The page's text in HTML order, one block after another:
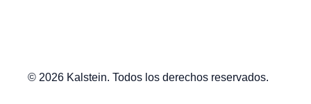
© 2026 Kalstein. Todos los derechos reservados.